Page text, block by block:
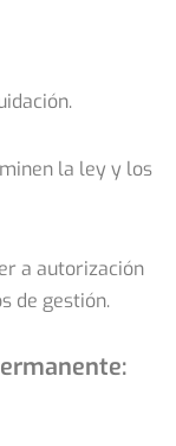
la ley y los
a autorización
de gestión.